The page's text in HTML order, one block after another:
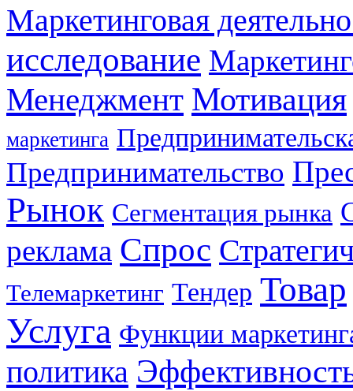
Маркетинговая
исследование
Менеджмент Мотивация
маркетинга
Предпринимательство
Рынок Сегментация рынка
реклама Спрос
Телемаркетинг Тендер Товар
Услуга Функции
политика